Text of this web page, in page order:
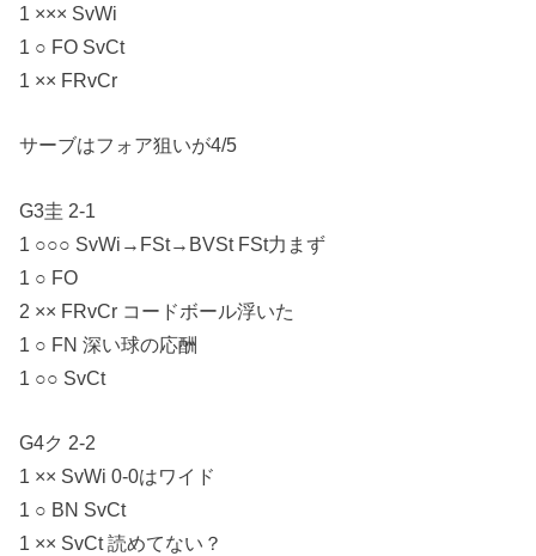
1 ××× SvWi
1 ○ FO SvCt
1 ×× FRvCr
サーブはフォア狙いが4/5
G3圭 2-1
1 ○○○ SvWi→FSt→BVSt FSt力まず
1 ○ FO
2 ×× FRvCr コードボール浮いた
1 ○ FN 深い球の応酬
1 ○○ SvCt
G4ク 2-2
1 ×× SvWi 0-0はワイド
1 ○ BN SvCt
1 ×× SvCt 読めてない？